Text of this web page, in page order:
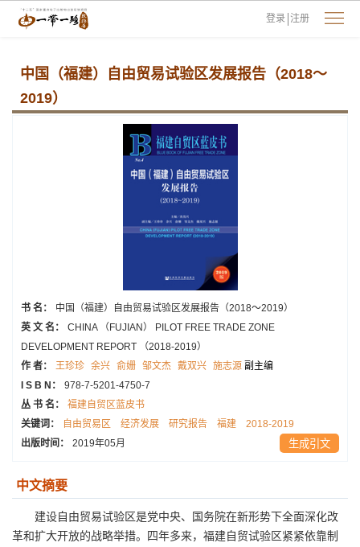
登录 注册
中国（福建）自由贸易试验区发展报告（2018～
2019）
书 名：
中国（福建）自由贸易试验区发展报告（2018～2019）
英 文 名：
CHINA （FUJIAN） PILOT FREE TRADE ZONE
DEVELOPMENT REPORT （2018-2019）
作 者：
王珍珍 余兴 俞姗 邹文杰 戴双兴 施志源 副主编
I S B N：
978-7-5201-4750-7
丛 书 名：
福建自贸区蓝皮书
关键词：
自由贸易区 经济发展 研究报告 福建
2018-2019
出版时间：
2019年05月 生成引文
中文摘要
建设自由贸易试验区是党中央、国务院在新形势下全面深化改
革和扩大开放的战略举措。四年多来，福建自贸试验区紧紧依靠制